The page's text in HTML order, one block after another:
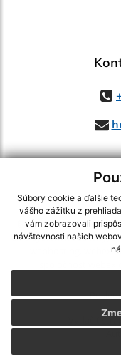
Súbory cookie a ďalšie
vášho zážitku z
vám zobrazovali
návštevnosti našich
využite možnosť
CMS systém (redakčný)
Vytlačiť